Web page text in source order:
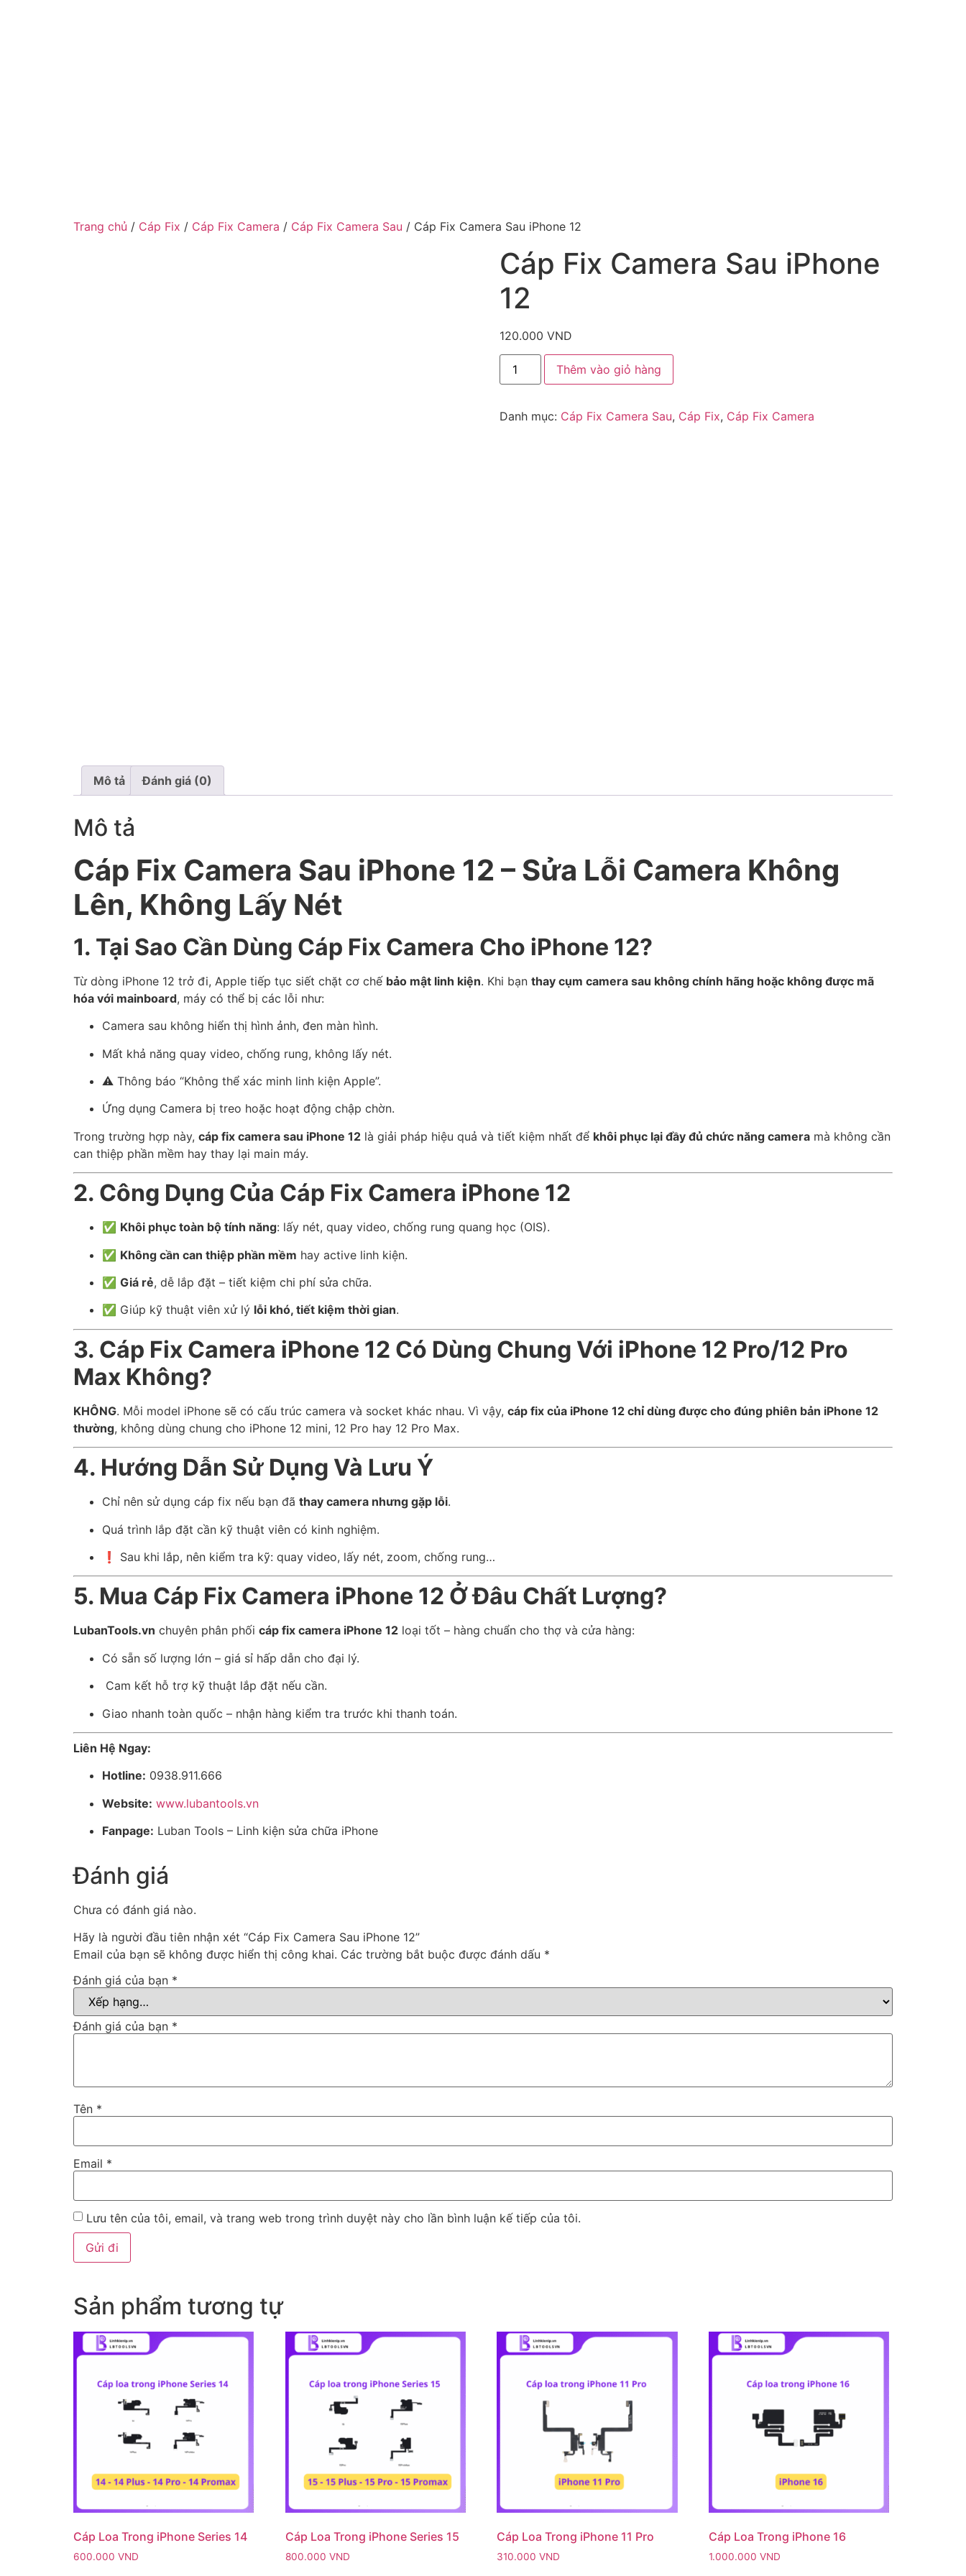
Trang chủ / Cáp Fix / Cáp Fix Camera / Cáp Fix Camera Sau / Cáp Fix Camera Sau iPhone 12
Cáp Fix Camera Sau iPhone
12
120.000 VND
Thêm vào giỏ hàng
Danh mục: Cáp Fix Camera Sau, Cáp Fix, Cáp Fix Camera
Mô tả Đánh giá (0)
Mô tả
Cáp Fix Camera Sau iPhone 12 – Sửa Lỗi Camera Không
Lên, Không Lấy Nét
1. Tại Sao Cần Dùng Cáp Fix Camera Cho iPhone 12?
Từ dòng iPhone 12 trở đi, Apple tiếp tục siết chặt cơ chế bảo mật linh kiện. Khi bạn thay cụm camera sau không chính hãng hoặc không được mã
hóa với mainboard, máy có thể bị các lỗi như:
Camera sau không hiển thị hình ảnh, đen màn hình.
Mất khả năng quay video, chống rung, không lấy nét.
⚠️ Thông báo “Không thể xác minh linh kiện Apple”.
Ứng dụng Camera bị treo hoặc hoạt động chập chờn.
Trong trường hợp này, cáp fix camera sau iPhone 12 là giải pháp hiệu quả và tiết kiệm nhất để khôi phục lại đầy đủ chức năng camera mà không cần
can thiệp phần mềm hay thay lại main máy.
2. Công Dụng Của Cáp Fix Camera iPhone 12
✅ Khôi phục toàn bộ tính năng: lấy nét, quay video, chống rung quang học (OIS).
✅ Không cần can thiệp phần mềm hay active linh kiện.
✅ Giá rẻ, dễ lắp đặt – tiết kiệm chi phí sửa chữa.
✅ Giúp kỹ thuật viên xử lý lỗi khó, tiết kiệm thời gian.
3. Cáp Fix Camera iPhone 12 Có Dùng Chung Với iPhone 12 Pro/12 Pro
Max Không?
KHÔNG. Mỗi model iPhone sẽ có cấu trúc camera và socket khác nhau. Vì vậy, cáp fix của iPhone 12 chỉ dùng được cho đúng phiên bản iPhone 12
thường, không dùng chung cho iPhone 12 mini, 12 Pro hay 12 Pro Max.
4. Hướng Dẫn Sử Dụng Và Lưu Ý
Chỉ nên sử dụng cáp fix nếu bạn đã thay camera nhưng gặp lỗi.
Quá trình lắp đặt cần kỹ thuật viên có kinh nghiệm.
❗ Sau khi lắp, nên kiểm tra kỹ: quay video, lấy nét, zoom, chống rung…
5. Mua Cáp Fix Camera iPhone 12 Ở Đâu Chất Lượng?
LubanTools.vn chuyên phân phối cáp fix camera iPhone 12 loại tốt – hàng chuẩn cho thợ và cửa hàng:
Có sẵn số lượng lớn – giá sỉ hấp dẫn cho đại lý.
️ Cam kết hỗ trợ kỹ thuật lắp đặt nếu cần.
Giao nhanh toàn quốc – nhận hàng kiểm tra trước khi thanh toán.
Liên Hệ Ngay:
Hotline: 0938.911.666
Website: www.lubantools.vn
Fanpage: Luban Tools – Linh kiện sửa chữa iPhone
Đánh giá
Chưa có đánh giá nào.
Hãy là người đầu tiên nhận xét “Cáp Fix Camera Sau iPhone 12”
Email của bạn sẽ không được hiển thị công khai. Các trường bắt buộc được đánh dấu *
Đánh giá của bạn *
Đánh giá của bạn *
Tên *
Email *
Lưu tên của tôi, email, và trang web trong trình duyệt này cho lần bình luận kế tiếp của tôi.
Sản phẩm tương tự
Cáp Loa Trong iPhone Series 14
600.000 VND
Cáp Loa Trong iPhone Series 15
800.000 VND
Cáp Loa Trong iPhone 11 Pro
310.000VND
Cáp Loa Trong iPhone 16
1.000.000VND